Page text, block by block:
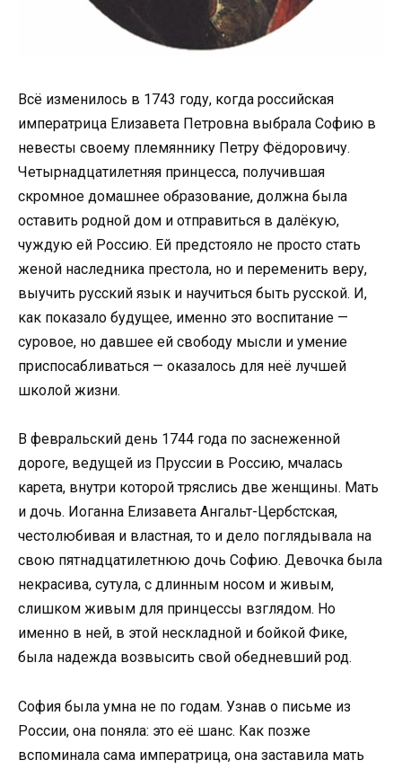
Всё изменилось в 1743 году, когда российская
императрица Елизавета Петровна выбрала Софию в
невесты своему племяннику Петру Фёдоровичу.
Четырнадцатилетняя принцесса, получившая
скромное домашнее образование, должна была
оставить родной дом и отправиться в далёкую,
чуждую ей Россию. Ей предстояло не просто стать
женой наследника престола, но и переменить веру,
выучить русский язык и научиться быть русской. И,
как показало будущее, именно это воспитание —
суровое, но давшее ей свободу мысли и умение
приспосабливаться — оказалось для неё лучшей
школой жизни.
В февральский день 1744 года по заснеженной
дороге, ведущей из Пруссии в Россию, мчалась
карета, внутри которой тряслись две женщины. Мать
и дочь. Иоганна Елизавета Ангальт-Цербстская,
честолюбивая и властная, то и дело поглядывала на
свою пятнадцатилетнюю дочь Софию. Девочка была
некрасива, сутула, с длинным носом и живым,
слишком живым для принцессы взглядом. Но
именно в ней, в этой нескладной и бойкой Фике,
была надежда возвысить свой обедневший род.
София была умна не по годам. Узнав о письме из
России, она поняла: это её шанс. Как позже
вспоминала сама императрица, она заставила мать